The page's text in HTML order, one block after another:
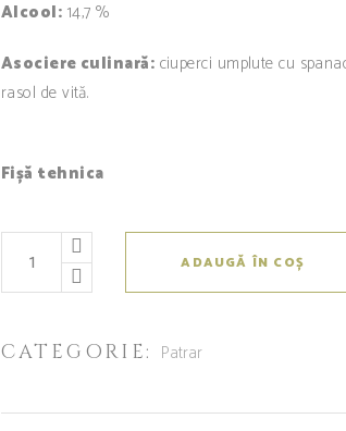
Alcool: 14,7 %
Asociere culinară: ciuperci umplute cu
rasol de vită.
Fișă tehnica
ADAUGĂ ÎN COȘ
CATEGORIE: Patrar